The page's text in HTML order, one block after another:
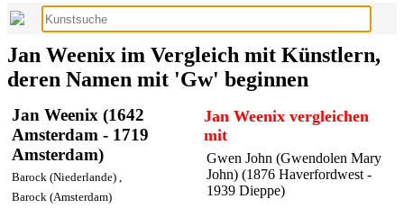
Jan Weenix im Vergleich mit Künstlern,
deren Namen mit 'Gw' beginnen
Jan Weenix (1642
Amsterdam - 1719
Amsterdam)
Barock (Niederlande) ,
Barock (Amsterdam)
Jan Weenix vergleichen
mit
Gwen John (Gwendolen Mary
John) (1876 Haverfordwest -
1939 Dieppe)